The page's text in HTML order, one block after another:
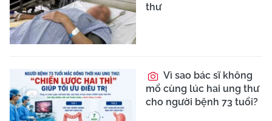
thư
Vì sao bác sĩ không
mổ cùng lúc hai ung thư
cho người bệnh 73 tuổi?